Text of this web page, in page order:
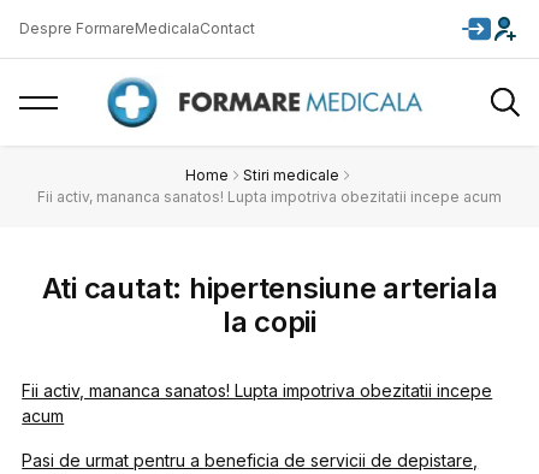
Despre FormareMedicalaContact
Home
Stiri medicale
Fii activ, mananca sanatos! Lupta impotriva obezitatii incepe acum
Ati cautat: hipertensiune arteriala
la copii
Fii activ, mananca sanatos! Lupta impotriva obezitatii incepe
acum
Pasi de urmat pentru a beneficia de servicii de depistare,